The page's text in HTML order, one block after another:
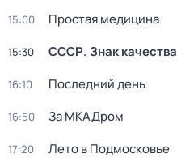
15:00 Простая медицина
15:30 СССР. Знак качества
16:10 Последний день
16:50 За МКАДром
17:20
Лето в Подмосковье